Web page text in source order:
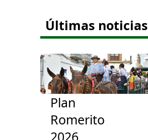
Últimas noticias
Plan
Romerito
2026